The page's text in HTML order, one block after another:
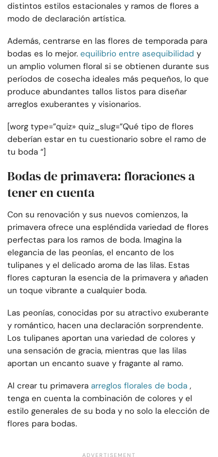
distintos estilos estacionales y ramos de flores a
modo de declaración artística.
Además, centrarse en las flores de temporada para
bodas es lo mejor. equilibrio entre asequibilidad y
un amplio volumen floral si se obtienen durante sus
períodos de cosecha ideales más pequeños, lo que
produce abundantes tallos listos para diseñar
arreglos exuberantes y visionarios.
[worg type=”quiz» quiz_slug=”Qué tipo de flores
deberían estar en tu cuestionario sobre el ramo de
tu boda “]
Bodas de primavera: floraciones a
tener en cuenta
Con su renovación y sus nuevos comienzos, la
primavera ofrece una espléndida variedad de flores
perfectas para los ramos de boda. Imagina la
elegancia de las peonías, el encanto de los
tulipanes y el delicado aroma de las lilas. Estas
flores capturan la esencia de la primavera y añaden
un toque vibrante a cualquier boda.
Las peonías, conocidas por su atractivo exuberante
y romántico, hacen una declaración sorprendente.
Los tulipanes aportan una variedad de colores y
una sensación de gracia, mientras que las lilas
aportan un encanto suave y fragante al ramo.
Al crear tu primavera arreglos florales de boda ,
tenga en cuenta la combinación de colores y el
estilo generales de su boda y no solo la elección de
flores para bodas.